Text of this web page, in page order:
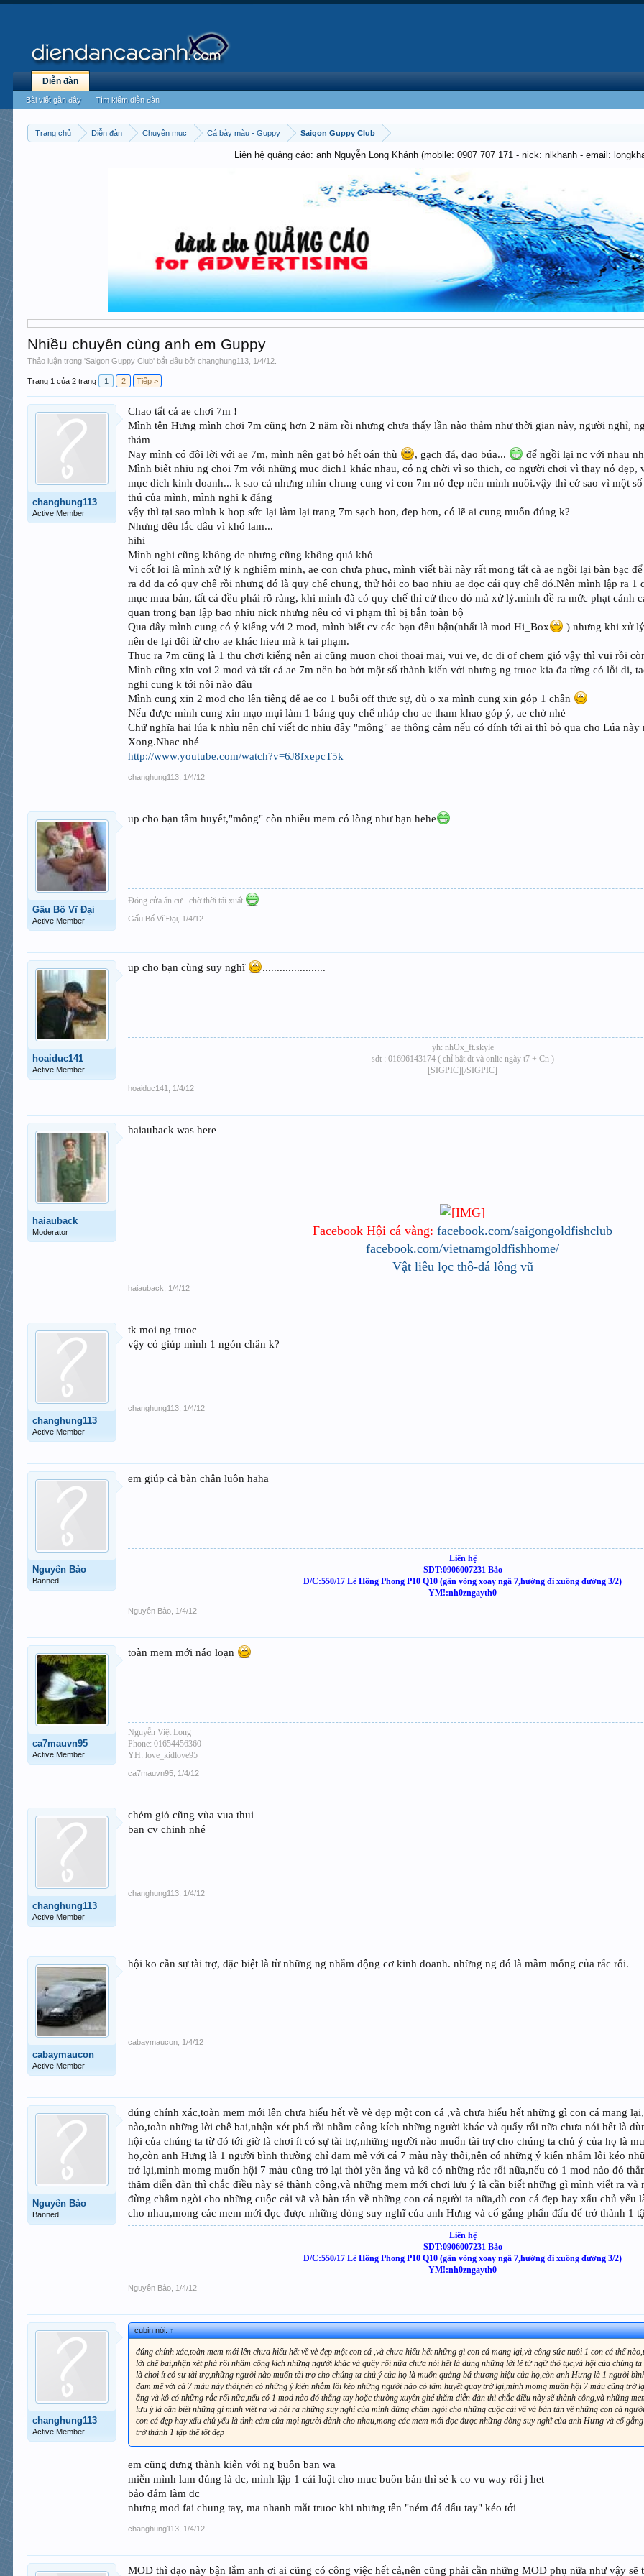
Trang chủ Diễn đàn Chuyên mục Cá bảy màu - Guppy Saigon Guppy Club
Liên hệ quảng cáo: anh Nguyễn Long Khánh (mobile: 0907 707 171 - nick: nlkhanh - email:
Nhiều chuyên cùng anh em Guppy
Thảo luận trong 'Saigon Guppy Club' bắt đầu bởichanghung113 1/4/12
Trang 1 của 2 trang 1 2 Tiếp >
changhung113
Active Member
Chao tất cả ae chơi 7m !
Mình tên Hưng mình chơi 7m cũng hơn 2 năm rồi nhưng chưa thấy lần nào thảm như thời gian này, người nghỉ,
thảm
Nay mình có đôi lời với ae 7m, mình nên gat bỏ hết oán thù
, gạch đá, dao búa...
để ngồi lại nc với nhau
Mình biết nhiu ng choi 7m với những muc đich1 khác nhau, có ng chời vì so thich, co người chơi vì thay nó đẹp,
mục dich kinh doanh... k sao cả nhưng nhin chung cung vì con 7m nó đẹp nên mình nuôi.vậy thì cớ sao vì một
thú của mình, mình nghi k đáng
vậy thì tại sao mình k hop sức lại làm lại trang 7m sạch hon, đẹp hơn, có lẽ ai cung muốn đúng k?
Nhưng dêu lắc dâu vì khó lam...
hihi
Mình nghi cũng không de nhưng cũng không quá khó
Vi cốt loi là mình xử lý k nghiêm minh, ae con chưa phuc, mình viết bài này rất mong tất cà ae ngồi lại bàn bạc
ra dđ da có quy chế rồi nhưng đó là quy chế chung, thử hỏi co bao nhiu ae đọc cái quy chế đó.Nên mình lập ra 1
mục mua bán, tất cả đều phải rõ ràng, khi mình đã có quy chế thì cứ theo dó mà xử lý.mình đề ra mức phạt cảnh
quan trong bạn lập bao nhiu nick nhưng nêu có vi phạm thì bị bắn toàn bộ
Qua dây mình cung có ý kiếng với 2 mod, mình biết cv các bạn đều bận(nhất là mod Hi_Box
) nhưng khi xử
nên de lại đôi từ cho ae khác hieu mà k tai phạm.
Thuc ra 7m cũng là 1 thu chơi kiểng nên ai cũng muon choi thoai mai, vui ve, dc di of chem gió vậy thì vui rồi
Mình cũng xin voi 2 mod và tất cả ae 7m nên bo bớt một số thành kiến với nhưng ng truoc kia đa từng có lỗi di,
nghi cung k tới nôi nào đâu
Mình cung xin 2 mod cho lên tiêng để ae co 1 buôi off thưc sự, dù o xa mình cung xin góp 1 chân
Nếu được mình cung xin mạo mụi làm 1 bảng quy chế nháp cho ae tham khao góp ý, ae chờ nhé
Chữ nghĩa hai lúa k nhìu nên chỉ viết dc nhiu đây "mông" ae thông cảm nếu có dính tới ai thì bỏ qua cho Lúa này
Xong.Nhac nhé
http://www.youtube.com/watch?v=6J8fxepcT5k
changhung113 1/4/12
Gấu Bố Vĩ Đại
Active Member
up cho bạn tâm huyết,"mông" còn nhiều mem có lòng như bạn hehe
Đóng cửa ẩn cư...chờ thời tái xuất
Gấu Bố Vĩ Đại 1/4/12
hoaiduc141
Active Member
up cho bạn cùng suy nghĩ ......................
yh: nhOx_ft.skyle
sdt : 01696143174 ( chỉ bật dt và onlie ngày t7 + Cn )
[SIGPIC][/SIGPIC]​
hoaiduc141 1/4/12
haiauback
Moderator
haiauback was here
Facebook Hội cá vàng: facebook.com/saigongoldfishclub
facebook.com/vietnamgoldfishhome/
Vật liêu lọc thô-đá lông vũ
haiauback 1/4/12
changhung113
Active Member
tk moi ng truoc
vậy có giúp mình 1 ngón chân k?
changhung113 1/4/12
Nguyên Bảo
Banned
em giúp cả bàn chân luôn haha
Liên hệ
SDT:0906007231 Bảo
D/C:550/17 Lê Hồng Phong P10 Q10 (gần vòng xoay ngã 7,hướng đi xuống đường 3/2)
YM!:nh0zngayth0
Nguyên Bảo 1/4/12
ca7mauvn95
Active Member
toàn mem mới náo loạn
Nguyễn Việt Long
Phone: 01654456360
YH: love_kidlove95
ca7mauvn95 1/4/12
changhung113
Active Member
chém gió cũng vùa vua thui
ban cv chinh nhé
changhung113 1/4/12
cabaymaucon
Active Member
hội ko cần sự tài trợ, đặc biệt là từ những ng nhằm động cơ kinh doanh. những ng đó là mầm mống của rắc rối.
cabaymaucon 1/4/12
Nguyên Bảo
Banned
đúng chính xác,toàn mem mới lên chưa hiểu hết về vè đẹp một con cá ,và chưa hiểu hết những gì con cá mang
nào,toàn những lời chê bai,nhận xét phá rồi nhầm công kích những người khác và quấy rối nữa chưa nói hết là
hội của chúng ta từ đó tới giờ là chơi ít có sự tài trợ,những người nào muốn tài trợ cho chúng ta chủ ý của họ là
họ,còn anh Hưng là 1 người bình thường chỉ đam mê với cá 7 màu này thôi,nên có những ý kiến nhằm lôi kéo
trở lại,mình momg muốn hội 7 màu cũng trở lại thời yên ắng và kô có những rắc rối nữa,nếu có 1 mod nào đó
thăm diễn đàn thì chắc điều này sẽ thành công,và những mem mới chơi lưu ý là cần biết những gì mình viết ra
đừng châm ngòi cho những cuộc cải vã và bàn tán về những con cá người ta nữa,dù con cá đẹp hay xấu chủ yếu
cho nhau,mong các mem mới đọc được những dòng suy nghĩ của anh Hưng và cố gắng phấn đấu để trở thành 1
Liên hệ
SDT:0906007231 Bảo
D/C:550/17 Lê Hồng Phong P10 Q10 (gần vòng xoay ngã 7,hướng đi xuống đường 3/2)
YM!:nh0zngayth0
Nguyên Bảo 1/4/12
changhung113
Active Member
cubin nói:↑
đúng chính xác,toàn mem mới lên chưa hiểu hết về vè đẹp một con cá ,và chưa hiểu hết những gì con cá mang lại,và công sức nuôi 1 con cá thế
lời chê bai,nhận xét phá rồi nhầm công kích những người khác và quấy rối nữa chưa nói hết là dùng những lời lẽ từ ngữ thô tục,và hội của chúng
là chơi ít có sự tài trợ,những người nào muốn tài trợ cho chúng ta chủ ý của họ là muốn quảng bá thương hiệu của họ,còn anh Hưng là 1 người
đam mê với cá 7 màu này thôi,nên có những ý kiến nhằm lôi kéo những người nào có tâm huyết quay trở lại,mình momg muốn hội 7 màu cũng trở
ắng và kô có những rắc rối nữa,nếu có 1 mod nào đó thẳng tay hoặc thường xuyên ghé thăm diễn đàn thì chắc điều này sẽ thành công,và những
lưu ý là cần biết những gì mình viết ra và nói ra những suy nghỉ của mình đừng châm ngòi cho những cuộc cải vã và bàn tán về những con cá
con cá đẹp hay xấu chủ yếu là tình cảm của mọi người dành cho nhau,mong các mem mới đọc được những dòng suy nghĩ của anh Hưng và cố
trở thành 1 tập thể tốt đẹp
em cũng đưng thành kiến với ng buôn ban wa
miễn mình lam đúng là dc, mình lập 1 cái luật cho muc buôn bán thì sẻ k co vu way rối j het
bảo đảm làm dc
nhưng mod fai chung tay, ma nhanh mắt truoc khi nhưng tên "ném đá dấu tay" kéo tới
changhung113 1/4/12
MOD thì dạo này bận lắm anh ơi ai cũng có công việc hết cả,nên cũng phải cần những MOD phụ nữa như vậy
Diễn đàn
Bài viết gần đây Tìm kiếm diễn đàn